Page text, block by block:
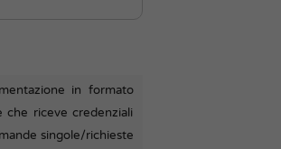
in formato
che riceve credenziali
singole/richieste